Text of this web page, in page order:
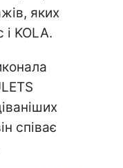
яких
KOLA.
співає